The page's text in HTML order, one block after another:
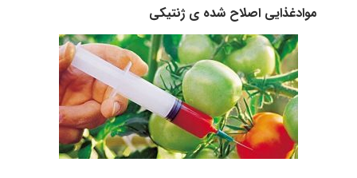
موادغذایی اصلاح شده ی ژنتیکی